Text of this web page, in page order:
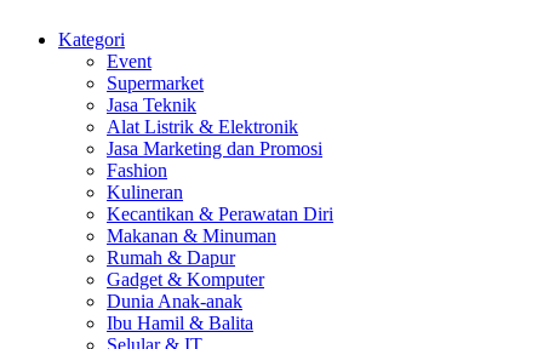
Kategori
Event
Supermarket
Jasa Teknik
Alat Listrik & Elektronik
Jasa Marketing dan Promosi
Fashion
Kulineran
Kecantikan & Perawatan Diri
Makanan & Minuman
Rumah & Dapur
Gadget & Komputer
Dunia Anak-anak
Ibu Hamil & Balita
Selular & IT